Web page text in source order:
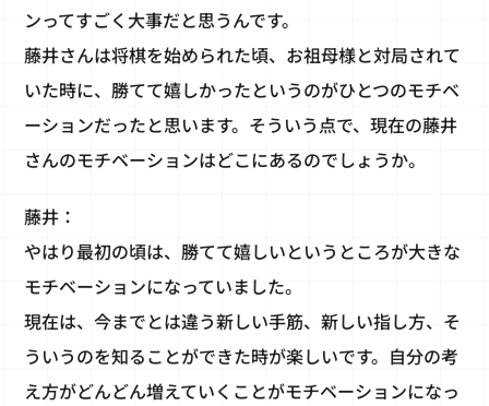
ンってすごく大事だと思うんです。
藤井さんは将棋を始められた頃、お祖母様と対局されて
いた時に、勝てて嬉しかったというのがひとつのモチベ
ーションだったと思います。そういう点で、現在の藤井
さんのモチベーションはどこにあるのでしょうか。
藤井：
やはり最初の頃は、勝てて嬉しいというところが大きな
モチベーションになっていました。
現在は、今までとは違う新しい手筋、新しい指し方、そ
ういうのを知ることができた時が楽しいです。自分の考
え方がどんどん増えていくことがモチベーションになっ